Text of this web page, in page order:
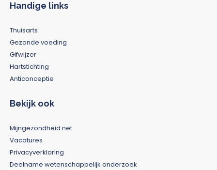
Handige links
Thuisarts
Gezonde voeding
Gifwijzer
Hartstichting
Anticonceptie
Bekijk ook
Mijngezondheid.net
Vacatures
Privacyverklaring
Deelname wetenschappelijk onderzoek